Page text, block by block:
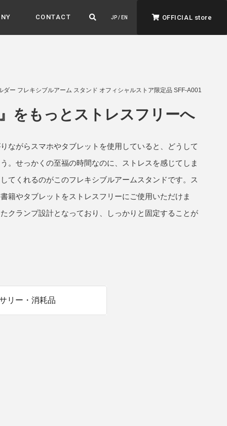
暮らし、イロドル
ADVANTAGE&VISION
強みとビジョン
CONTACT JP / EN OFFICIAL store
ー フレキシブルアーム スタンド オフィシャルストア限定品 SFF-A001
をもっとストレスフリーへ
ながらスマホやタブレットを使用していると、どうして
。せっかくの至福の時間なのに、ストレスを感じてしま
てくれるのがこのフレキシブルアームスタンドです。ス
籍やタブレットをストレスフリーにご使用いただけま
クランプ設計となっており、しっかりと固定することが
リー・消耗品